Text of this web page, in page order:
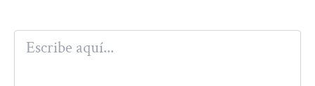
Escribe
aquí...